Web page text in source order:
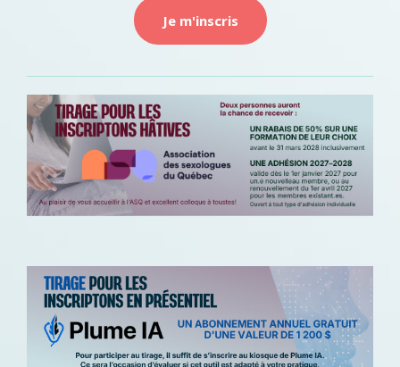
Je m'inscris